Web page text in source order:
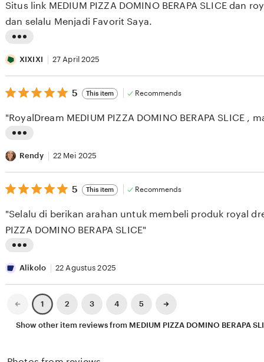
n
g
e
v
i
w
y
A
S
S
E
K
5
stars
i
s
t
n
r
e
v
e
w
y
X
I
Situs link MEDIUM PIZZA DOMINO BERAPA SLICE dan
dan selalu Menjadi Favorit Saya.
XIXIXI 27 April 2025
5
out
5
stars
5 This item Recommends
i
s
t
n
g
e
v
"RoyalDream MEDIUM PIZZA DOMINO BERAPA SLICE ,
Rendy 22 Mei 2025
5
out
5
stars
5 This item Recommends
i
s
"Selalu di berikan arahan untuk membeli produk royal
PIZZA DOMINO BERAPA SLICE"
Alikolo 22 Agustus 2025
Previous
page
1 2 3 4 5
Next
page
Show other item reviews from MEDIUM PIZZA DOMINO BERAPA